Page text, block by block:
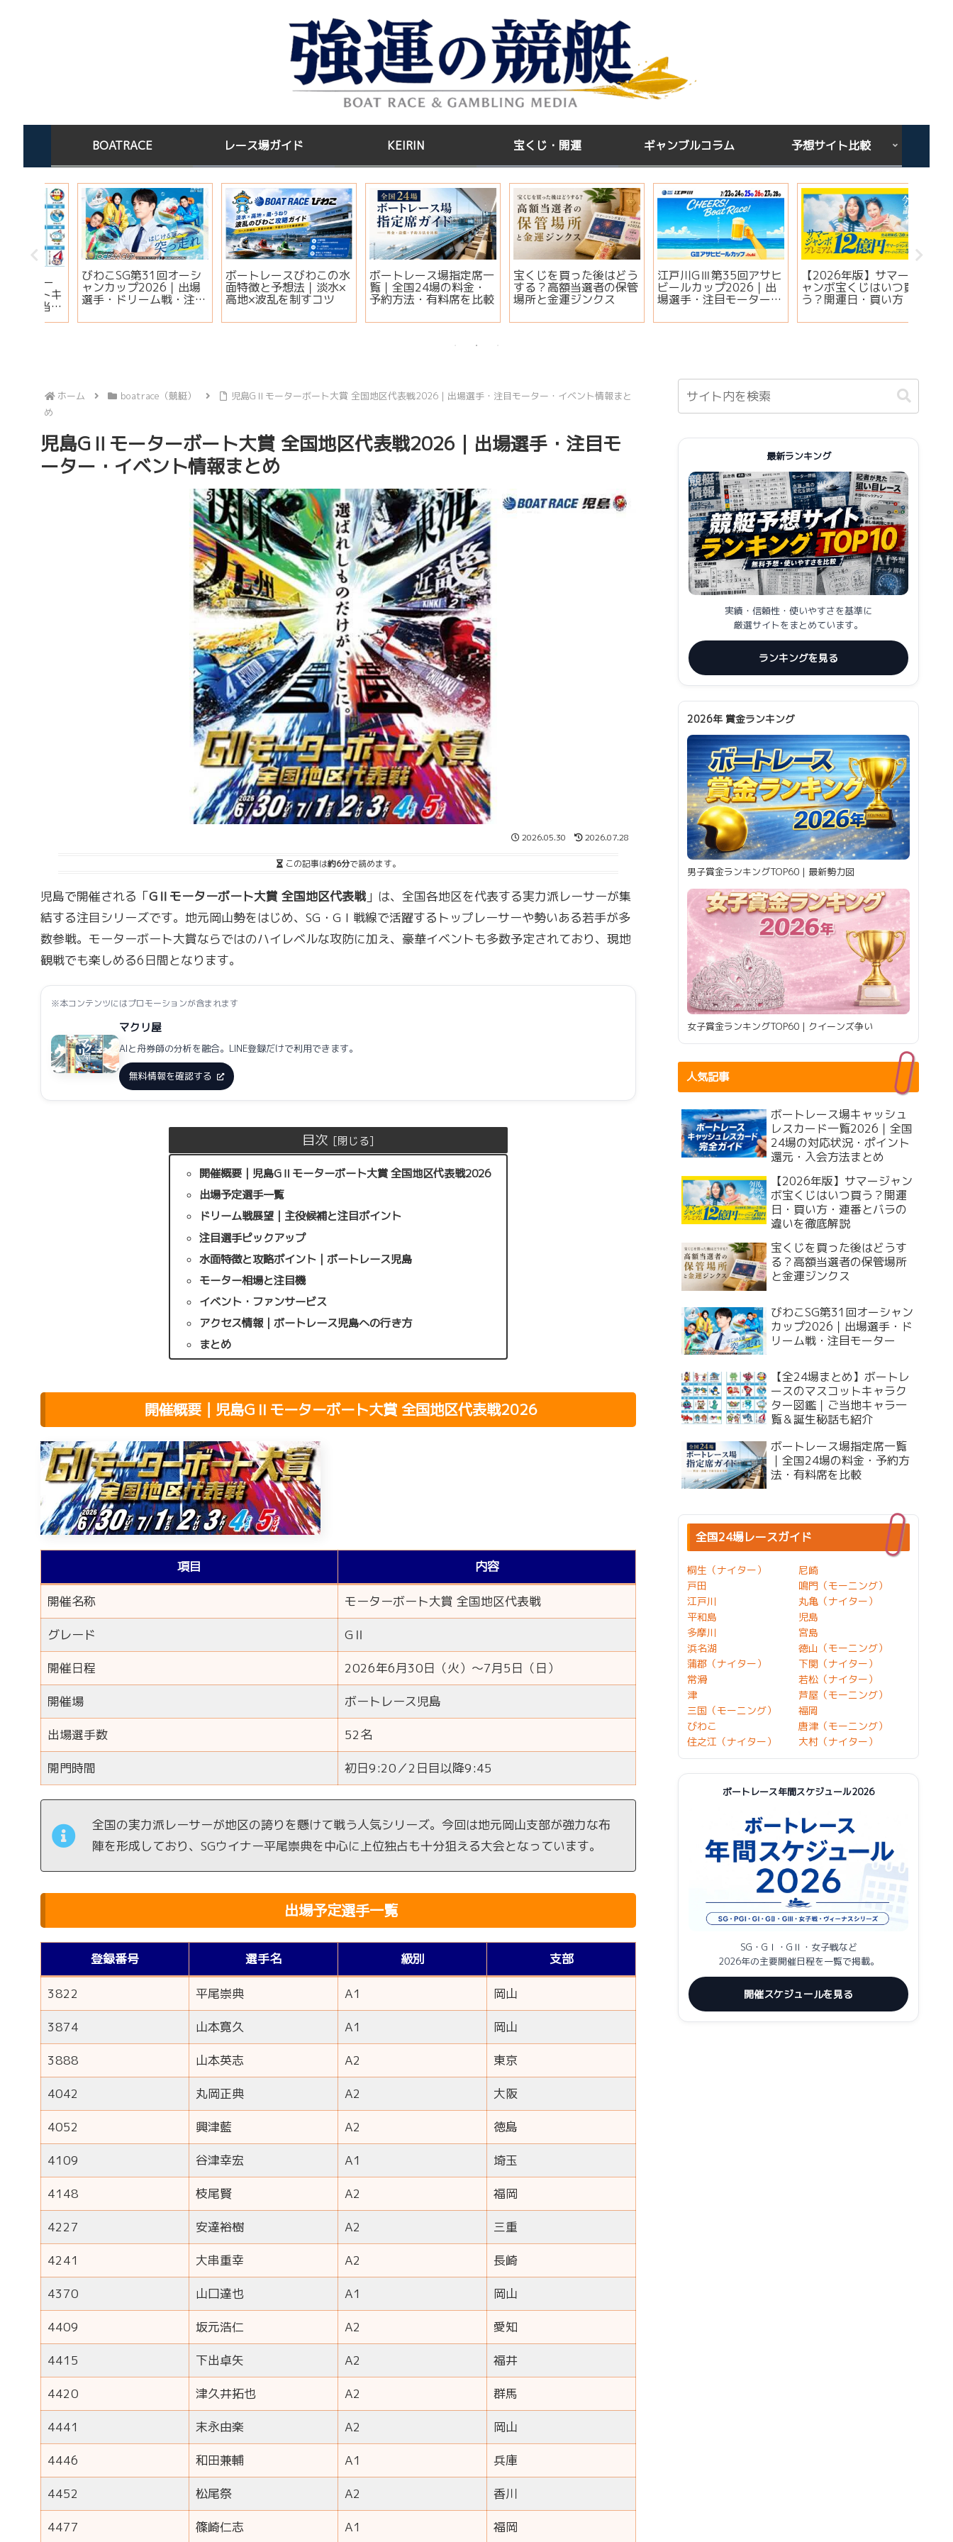
BOATRACE レース場ガイド KEIRIN 宝くじ・開運 ギャンブルコラム 予想サイト比較
ボートレース場指定席一
覧｜全国24場の料金・
予約方法・有料席を比較
宝くじを買った後はどう
する？高額当選者の保管
場所と金運ジンクス
江戸川GⅢ第35回アサヒ
ビールカップ2026｜出
場選手・注目モーター・
【2026年版】サマージ
ャンボ宝くじはいつ買
う？開運日・買い方・連
説
下関GⅢオールレディー
ス ジュエルセブンカッ
プ2026｜出場選手・注
報まとめ
宝くじを買う時間は関係
ある？朝・昼・夜で当た
りやすい時間帯と金運ジ
ホーム boatrace（競艇）
児島GⅡモーターボート大賞 全国地区代表戦2026｜出場選手・注目モーター・イベント情報まと
め
児島GⅡモーターボート大賞 全国地区代表戦2026｜出場選手・注目モ
ーター・イベント情報まとめ
2026.05.30 2026.07.28
この記事は約6分で読めます。
児島で開催される「GⅡモーターボート大賞 全国地区代表戦」は、全国各地区を代表する実力派レーサーが集
結する注目シリーズです。地元岡山勢をはじめ、SG・GⅠ戦線で活躍するトップレーサーや勢いある若手が多
数参戦。モーターボート大賞ならではのハイレベルな攻防に加え、豪華イベントも多数予定されており、現地
観戦でも楽しめる6日間となります。
※本コンテンツにはプロモーションが含まれます
マクリ屋
AIと舟券師の分析を融合。LINE登録だけで利用できます。
無料情報を確認する
目次
開催概要｜児島GⅡモーターボート大賞 全国地区代表戦2026
出場予定選手一覧
ドリーム戦展望｜主役候補と注目ポイント
注目選手ピックアップ
水面特徴と攻略ポイント｜ボートレース児島
モーター相場と注目機
イベント・ファンサービス
アクセス情報｜ボートレース児島への行き方
まとめ
開催概要｜児島GⅡモーターボート大賞 全国地区代表戦2026
項目 内容
開催名称 モーターボート大賞 全国地区代表戦
グレード GⅡ
開催日程 2026年6月30日（火）～7月5日（日）
開催場 ボートレース児島
出場選手数 52名
開門時間 初日9:20／2日目以降9:45
全国の実力派レーサーが地区の誇りを懸けて戦う人気シリーズ。今回は地元岡山支部が強力な布
陣を形成しており、SGウイナー平尾崇典を中心に上位独占も十分狙える大会となっています。
出場予定選手一覧
登録番号 選手名 級別 支部
3822 平尾崇典 A1 岡山
3874 山本寛久 A1 岡山
3888 山本英志 A2 東京
4042 丸岡正典 A2 大阪
4052 興津藍 A2 徳島
4109 谷津幸宏 A1 埼玉
4148 枝尾賢 A2 福岡
4227 安達裕樹 A2 三重
4241 大串重幸 A2 長崎
4370 山口達也 A1 岡山
4409 坂元浩仁 A2 愛知
4415 下出卓矢 A2 福井
4420 津久井拓也 A2 群馬
4441 末永由楽 A2 岡山
4446 和田兼輔 A1 兵庫
4452 松尾祭 A2 香川
4477 篠崎仁志 A1 福岡
最新ランキング
実績・信頼性・使いやすさを基準に
厳選サイトをまとめています。
ランキングを見る
2026年 賞金ランキング
男子賞金ランキングTOP60｜最新勢力図
女子賞金ランキングTOP60｜クイーンズ争い
人気記事
ボートレース場キャッシュ
レスカード一覧2026｜全国
24場の対応状況・ポイント
還元・入会方法まとめ
【2026年版】サマージャン
ボ宝くじはいつ買う？開運
日・買い方・連番とバラの
違いを徹底解説
宝くじを買った後はどうす
る？高額当選者の保管場所
と金運ジンクス
びわこSG第31回オーシャン
カップ2026｜出場選手・ド
リーム戦・注目モーター
【全24場まとめ】ボートレ
ースのマスコットキャラク
ター図鑑｜ご当地キャラ一
覧＆誕生秘話も紹介
ボートレース場指定席一覧
｜全国24場の料金・予約方
法・有料席を比較
全国24場レースガイド
桐生（ナイター）
戸田
江戸川
平和島
多摩川
浜名湖
蒲郡（ナイター）
常滑
津
三国（モーニング）
びわこ
住之江（ナイター）
尼崎
鳴門（モーニング）
丸亀（ナイター）
児島
宮島
徳山（モーニング）
下関（ナイター）
若松（ナイター）
芦屋（モーニング）
福岡
唐津（モーニング）
大村（ナイター）
ボートレース年間スケジュール2026
SG・GⅠ・GⅡ・女子戦など
2026年の主要開催日程を一覧で掲載。
開催スケジュールを見る